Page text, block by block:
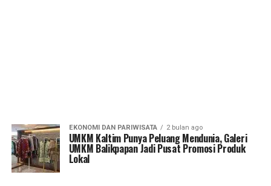
EKONOMI DAN PARIWISATA 2 bulan ago
UMKM Kaltim Punya Peluang Mendunia, Galeri
UMKM Balikpapan Jadi Pusat Promosi Produk
Lokal